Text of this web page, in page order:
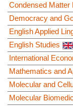
Condensed Matter
Democracy and
English Applied
English Studies
International
Mathematics and
Molecular and
Molecular